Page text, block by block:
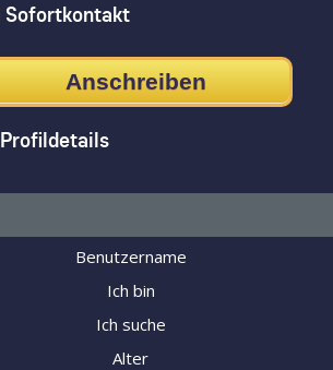
Sofortkontakt
Anschreiben
Profildetails
Benutzername
Ich bin
Ich suche
Alter